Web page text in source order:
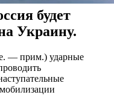
будет
Украину.
— прим.) ударные